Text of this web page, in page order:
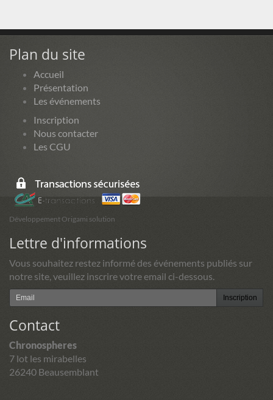
Plan du site
Accueil
Présentation
Les événements
Inscription
Nous contacter
Les CGU
Développement Origami solution
Lettre d'informations
Vous souhaitez restez informé des événements publiés sur
notre site, veuillez inscrire votre email ci-dessous.
Inscription
Contact
Chronospheres
7 lot les mirabelles
26240 Beausemblant